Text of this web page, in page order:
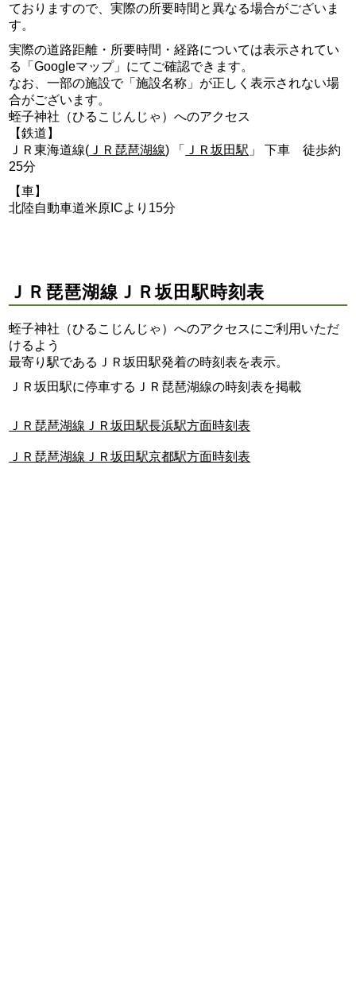
ておりますので、実際の所要時間と異なる場合がございま
す。
実際の道路距離・所要時間・経路については表示されてい
る「Googleマップ」にてご確認できます。
なお、一部の施設で「施設名称」が正しく表示されない場
合がございます。
蛭子神社（ひるこじんじゃ）へのアクセス
【鉄道】
ＪＲ東海道線( ＪＲ琵琶湖線) 「 ＪＲ坂田駅 」 下車 徒歩約
25分
【車】
北陸自動車道米原ICより15分
ＪＲ琵琶湖線ＪＲ坂田駅時刻表
蛭子神社（ひるこじんじゃ）へのアクセスにご利用いただ
けるよう
最寄り駅であるＪＲ坂田駅発着の時刻表を表示。
ＪＲ坂田駅に停車するＪＲ琵琶湖線の時刻表を掲載
ＪＲ琵琶湖線ＪＲ坂田駅長浜駅方面時刻表
ＪＲ琵琶湖線ＪＲ坂田駅京都駅方面時刻表